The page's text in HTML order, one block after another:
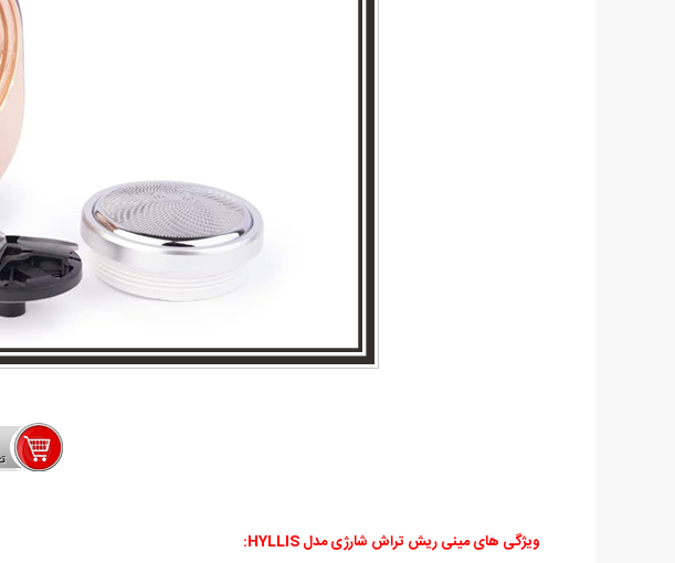
ویژگی های مینی ریش تراش شارژی مدل HYLLIS
: